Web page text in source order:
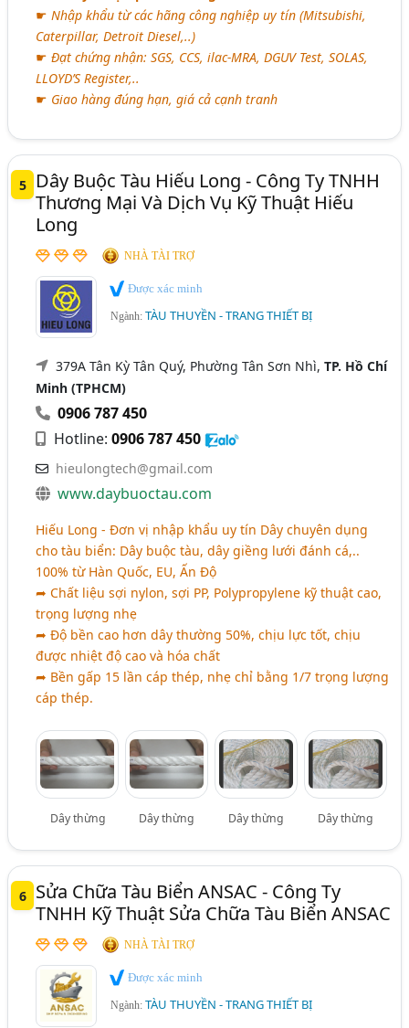
☛Nhập khẩu từ các hãng công nghiệp uy tín (Mitsubishi,
Caterpillar, Detroit Diesel,..)
☛Đạt chứng nhận: SGS, CCS, ilac-MRA, DGUV Test, SOLAS,
LLOYD’S Register,..
☛ Giao hàng đúng hạn, giá cả cạnh tranh
5
Dây Buộc Tàu Hiếu Long - Công Ty TNHH
Thương Mại Và Dịch Vụ Kỹ Thuật Hiếu
Long
NHÀ TÀI TRỢ
Được xác minh
Ngành:TÀU THUYỀN - TRANG THIẾT BỊ
379A Tân Kỳ Tân Quý, Phường Tân Sơn Nhì,TP. Hồ Chí
Minh (TPHCM)
0906 787 450
Hotline:0906 787 450
hieulongtech@gmail.com
www.daybuoctau.com
Hiếu Long - Đơn vị nhập khẩu uy tín Dây chuyên dụng
cho tàu biển: Dây buộc tàu, dây giềng lưới đánh cá,..
100% từ Hàn Quốc, EU, Ấn Độ
➦ Chất liệu sợi nylon, sợi PP, Polypropylene kỹ thuật cao,
trọng lượng nhẹ
➦ Độ bền cao hơn dây thường 50%, chịu lực tốt, chịu
được nhiệt độ cao và hóa chất
➦ Bền gấp 15 lần cáp thép, nhẹ chỉ bằng 1/7 trọng lượng
cáp thép.
Dây thừng Dây thừng Dây thừng Dây thừng
6
Sửa Chữa Tàu Biển ANSAC - Công Ty
TNHH Kỹ Thuật Sửa Chữa Tàu Biển ANSAC
NHÀ TÀI TRỢ
Được xác minh
Ngành:TÀU THUYỀN - TRANG THIẾT BỊ